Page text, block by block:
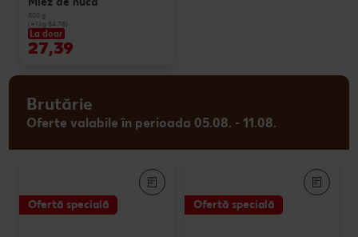
500 g
(=1 kg 54.78)
La doar
27,39
Brutărie
Oferte valabile în perioada 05.08. - 11.08.
Ofertă specială Ofertă specială